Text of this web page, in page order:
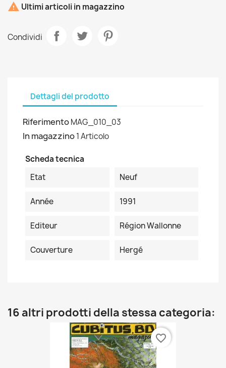
 Ultimi articoli in magazzino
Condividi
Dettagli del prodotto
RiferimentoMAG_010_03
In magazzino1 Articolo
Scheda tecnica
Etat
Neuf
Année 1991
Editeur Région Wallonne
Couverture Hergé
16 altri prodotti della stessa categoria:
favorite_border